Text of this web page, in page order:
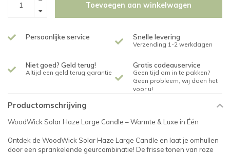
Toevoegen aan winkelwagen
Persoonlijke service Snelle levering
Verzending 1-2 werkdagen
Niet goed? Geld terug!
Altijd een geld terug garantie
Gratis cadeauservice
Geen tijd om in te pakken?
Geen probleem, wij doen het
voor u!
Productomschrijving
WoodWick Solar Haze Large Candle – Warmte & Luxe in Één
Ontdek de WoodWick Solar Haze Large Candle en laat je omhullen
door een sprankelende geurcombinatie! De frisse tonen van roze